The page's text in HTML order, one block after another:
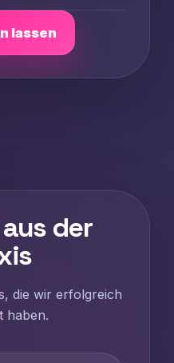
lassen
der
die wir erfolgreich
haben.